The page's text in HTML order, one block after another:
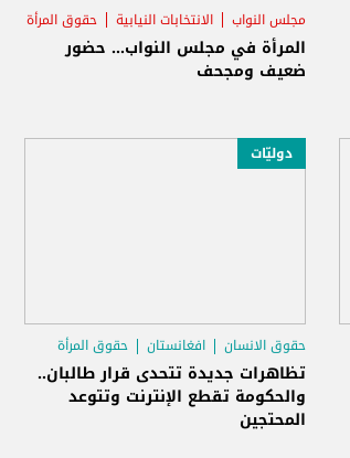
مجلس النواب الانتخابات النيابية حقوق المرأة
المرأة في مجلس النواب... حضور
ضعيف ومجحف
دوليّات
حقوق الانسان افغانستان حقوق المرأة
تظاهرات جديدة تتحدى قرار طالبان..
والحكومة تقطع الإنترنت وتتوعد
المحتجين